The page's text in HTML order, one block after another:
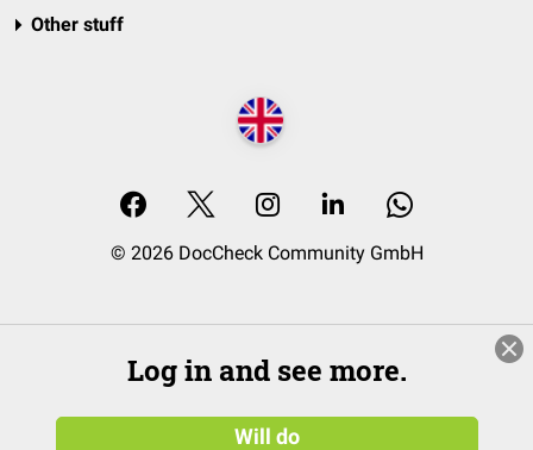
Other stuff
© 2026 DocCheck Community GmbH
Log in and see more.
Will do